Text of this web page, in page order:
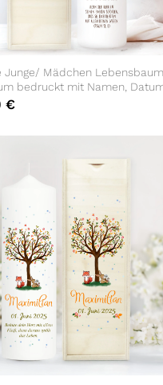
Junge/ Mädchen Lebensbaum
bedruckt mit Namen,
eigenem, vorgegebenem
Taufspruch
€